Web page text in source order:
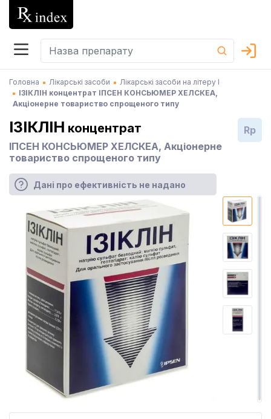
Головна Лікарські засоби
Лікарські засоби на літеру І
ІЗІКЛІН концентрат ІПСЕН КОНСЬЮМЕР ХЕЛСКЕА,
Акціонерне товариство спрощеного типу
ІЗІКЛІН концентрат
ІПСЕН КОНСЬЮМЕР ХЕЛСКЕА, Акціонерне
товариство спрощеного типу
Rp
Дані про ефективність не надано